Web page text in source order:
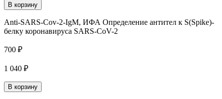
В корзину
Anti-SARS-Cov-2-IgM, ИФА Определение антител к S(Spike)-
белку коронавируса SARS-CoV-2
700 ₽
1 040 ₽
В корзину